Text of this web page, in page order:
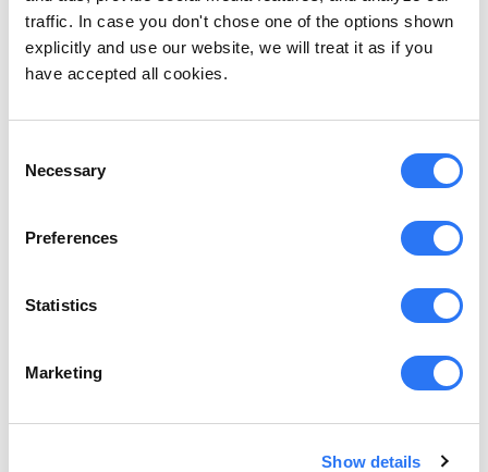
traffic. In case you don't chose one of the options shown
explicitly and use our website, we will treat it as if you
have accepted all cookies.
Selection
Necessary
Preferences
Statistics
Marketing
Show details
Comment Utiliser l'IA pour Améliorer l'Expérience
Apprenez comment améliorer l'engagement des employés et
augmenter la productivité en utilisant l'IA. Tirez parti des outils
réussir sur le lieu de travail.